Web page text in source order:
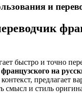
и
быстро и точно
французского на
предлагает
смысл и стиль